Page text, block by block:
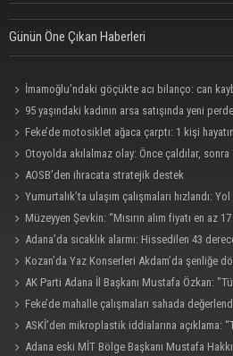
Günün Öne Çıkan Haberleri
İmamoğlu’ndaki göçükte acı bilanço: can
95 yaşındaki kadının arsa satışında yeni
Feke’de motosiklet ağaca çarptı: 1 kişi
Otoyolda akılalmaz olay: Önce çaldılar, sonra
AOSB’den ihracata stratejik destek
Yumurtalık’ta ulaşım çalışmaları hızlandı:
Müzeyyen Şevkin: “Mısırın alım fiyatı en az
Adana’da sıcaklık alarmı: Hissedilen 43
Kozan’da Yaz Konserleri Akdam’da şenliğe
AK Parti Adana İl Başkanı Mustafa Özkan:
teşkilatımızla yürüyoruz"
Feke’de mahalle çalışmaları sahada
ASKİ’den mikroplastik iddialarına açıklama:
Adana eski MİT Bölge Başkanı Mustafa